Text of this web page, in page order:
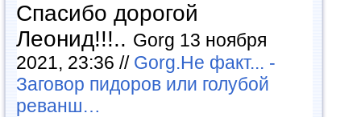
Спасибо дорогой
Леонид!!!.. Gorg 13 ноября
2021, 23:36 // Gorg.Не факт... -
Заговор пидоров или голубой
реванш…